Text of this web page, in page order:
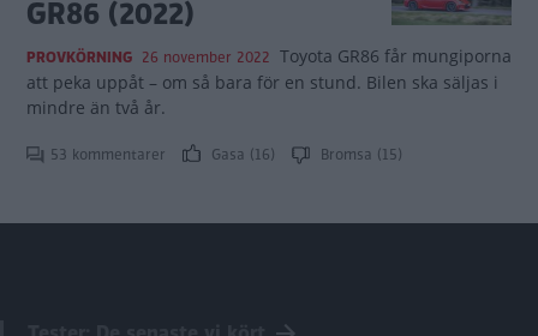
GR86 (2022)
PROVKÖRNING 26 november 2022 Toyota GR86 får mungiporna
att peka uppåt – om så bara för en stund. Bilen ska säljas i
mindre än två år.
53 kommentarer Gasa (16) Bromsa (15)